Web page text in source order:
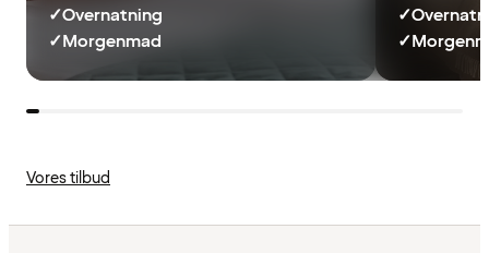
✓Overnatning
✓Morgenmad
✓
✓
Vores tilbud